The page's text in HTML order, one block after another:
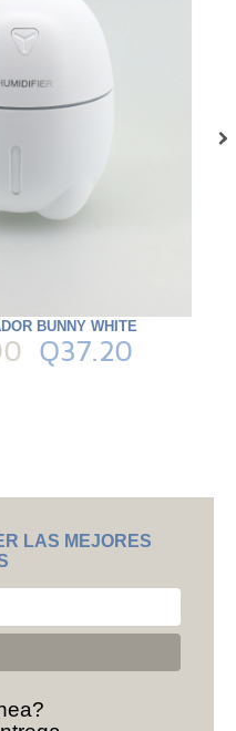
BUNNY WHITE
Q37.20
›
LAS MEJORES